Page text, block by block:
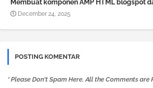
Membuat komponen AMP HTML blogspot
December 24, 2025
POSTING KOMENTAR
* Please Don't Spam Here. All the Comments are